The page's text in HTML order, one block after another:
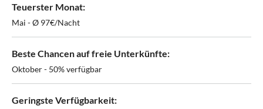
Teuerster Monat:
Mai - Ø 97€/Nacht
Beste Chancen auf freie Unterkünfte:
Oktober - 50% verfügbar
Geringste Verfügbarkeit: